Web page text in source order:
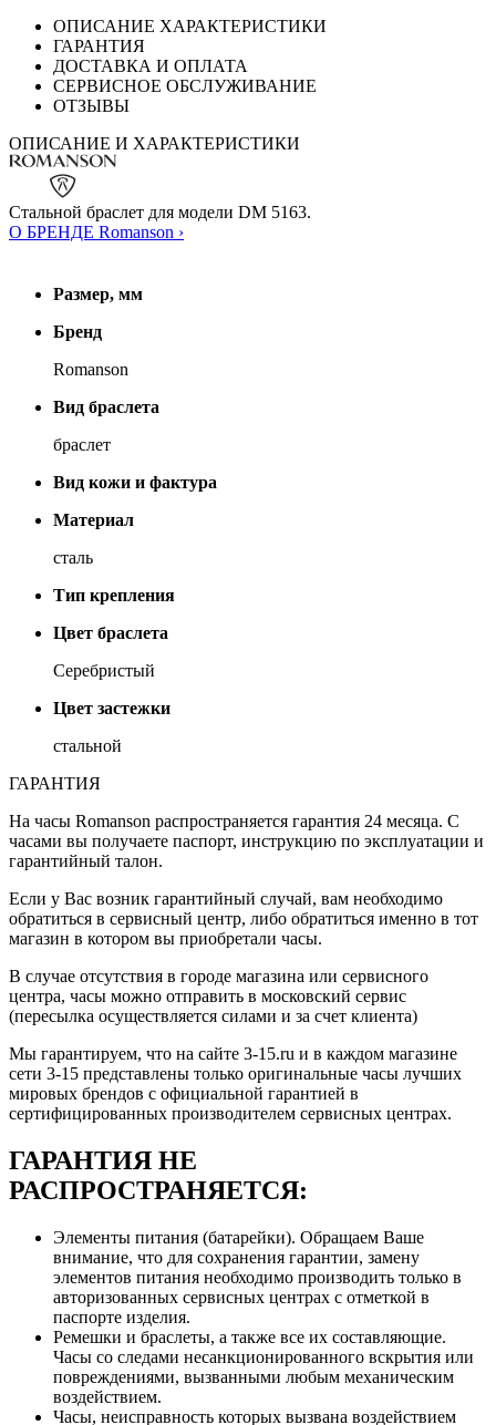
ОПИСАНИЕ ХАРАКТЕРИСТИКИ
ГАРАНТИЯ
ДОСТАВКА И ОПЛАТА
СЕРВИСНОЕ ОБСЛУЖИВАНИЕ
ОТЗЫВЫ
ОПИСАНИЕ И ХАРАКТЕРИСТИКИ
Стальной браслет для модели DM 5163.
О БРЕНДЕ Romanson ›
Размер, мм
Бренд
Romanson
Вид браслета
браслет
Вид кожи и фактура
Материал
сталь
Тип крепления
Цвет браслета
Серебристый
Цвет застежки
стальной
ГАРАНТИЯ
На часы Romanson распространяется гарантия 24 месяца. С
часами вы получаете паспорт, инструкцию по эксплуатации и
гарантийный талон.
Если у Вас возник гарантийный случай, вам необходимо
обратиться в сервисный центр, либо обратиться именно в тот
магазин в котором вы приобретали часы.
В случае отсутствия в городе магазина или сервисного
центра, часы можно отправить в московский сервис
(пересылка осуществляется силами и за счет клиента)
Мы гарантируем, что на сайте 3-15.ru и в каждом магазине
сети 3-15 представлены только оригинальные часы лучших
мировых брендов с официальной гарантией в
сертифицированных производителем сервисных центрах.
ГАРАНТИЯ НЕ
РАСПРОСТРАНЯЕТСЯ:
Элементы питания (батарейки). Обращаем Ваше
внимание, что для сохранения гарантии, замену
элементов питания необходимо производить только в
авторизованных сервисных центрах с отметкой в
паспорте изделия.
Ремешки и браслеты, а также все их составляющие.
Часы со следами несанкционированного вскрытия или
повреждениями, вызванными любым механическим
воздействием.
Часы, неисправность которых вызвана воздействием